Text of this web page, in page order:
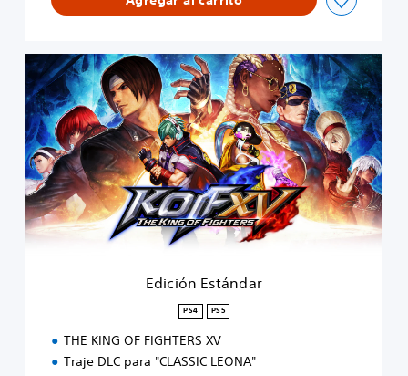
E
d
i
c
i
ó
n
E
s
t
á
Edición Estándar
PS4 PS5
THE KING OF FIGHTERS XV
Traje DLC para "CLASSIC LEONA"